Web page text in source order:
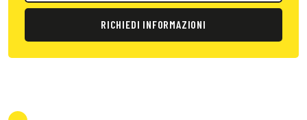
RICHIEDI INFORMAZIONI